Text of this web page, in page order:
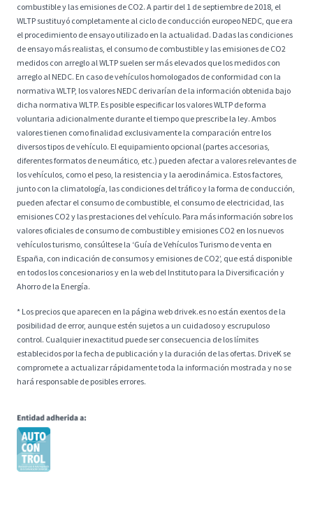
combustible y las emisiones de CO2. A partir del 1 de septiembre de 2018, el
WLTP sustituyó completamente al ciclo de conducción europeo NEDC, que era
el procedimiento de ensayo utilizado en la actualidad. Dadas las condiciones
de ensayo más realistas, el consumo de combustible y las emisiones de CO2
medidos con arreglo al WLTP suelen ser más elevados que los medidos con
arreglo al NEDC. En caso de vehículos homologados de conformidad con la
normativa WLTP, los valores NEDC derivarían de la información obtenida bajo
dicha normativa WLTP. Es posible especificar los valores WLTP de forma
voluntaria adicionalmente durante el tiempo que prescribe la ley. Ambos
valores tienen como finalidad exclusivamente la comparación entre los
diversos tipos de vehículo. El equipamiento opcional (partes accesorias,
diferentes formatos de neumático, etc.) pueden afectar a valores relevantes de
los vehículos, como el peso, la resistencia y la aerodinámica. Estos factores,
junto con la climatología, las condiciones del tráfico y la forma de conducción,
pueden afectar el consumo de combustible, el consumo de electricidad, las
emisiones CO2 y las prestaciones del vehículo. Para más información sobre los
valores oficiales de consumo de combustible y emisiones CO2 en los nuevos
vehículos turismo, consúltese la ‘Guía de Vehículos Turismo de venta en
España, con indicación de consumos y emisiones de CO2’, que está disponible
en todos los concesionarios y en la web del Instituto para la Diversificación y
Ahorro de la Energía.
* Los precios que aparecen en la página web drivek.es no están exentos de la
posibilidad de error, aunque estén sujetos a un cuidadoso y escrupuloso
control. Cualquier inexactitud puede ser consecuencia de los límites
establecidos por la fecha de publicación y la duración de las ofertas. DriveK se
compromete a actualizar rápidamente toda la información mostrada y no se
hará responsable de posibles errores.